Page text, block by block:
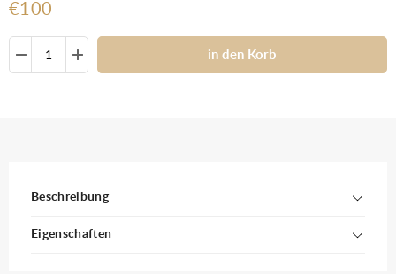
€100
in den Korb
Beschreibung
Eigenschaften